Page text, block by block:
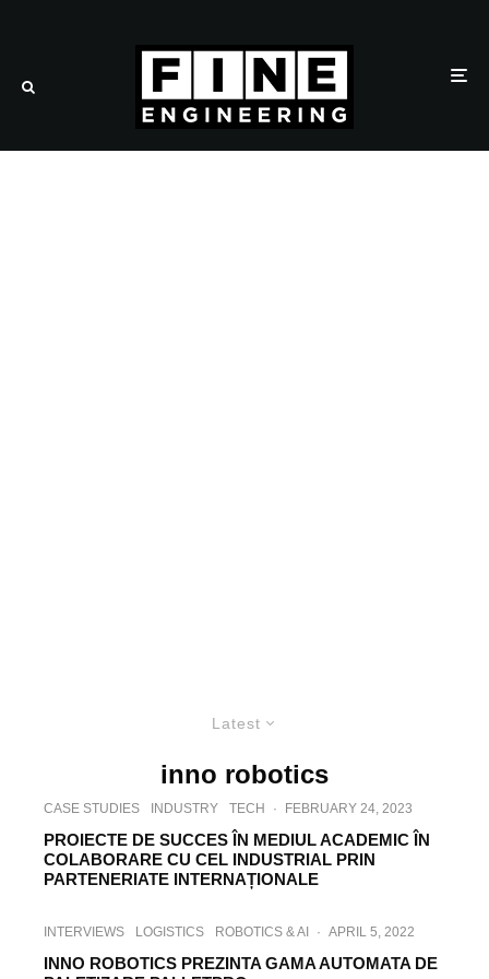
Latest
inno robotics
CASE STUDIES INDUSTRY TECH · FEBRUARY 24, 2023
PROIECTE DE SUCCES ÎN MEDIUL ACADEMIC ÎN
COLABORARE CU CEL INDUSTRIAL PRIN
PARTENERIATE INTERNAȚIONALE
INTERVIEWS LOGISTICS ROBOTICS & AI · APRIL 5, 2022
INNO ROBOTICS PREZINTA GAMA AUTOMATA DE